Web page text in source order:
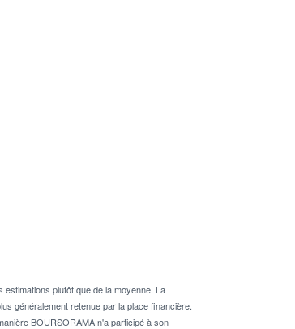
plutôt que de la moyenne. La
généralement retenue par la place financière.
BOURSORAMA n'a participé à son